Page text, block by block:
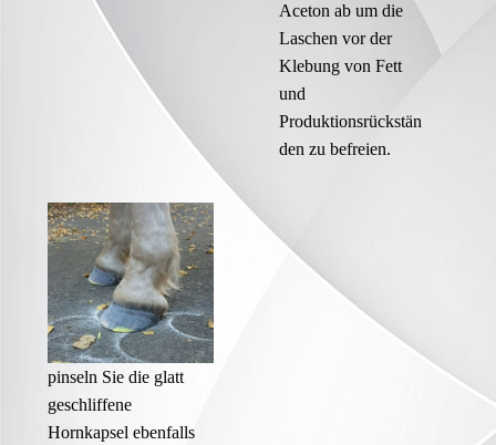
Aceton ab um die
Laschen vor der
Klebung von Fett
und
Produktionsrückstän
den zu befreien.
pinseln Sie die glatt
geschliffene
Hornkapsel ebenfalls